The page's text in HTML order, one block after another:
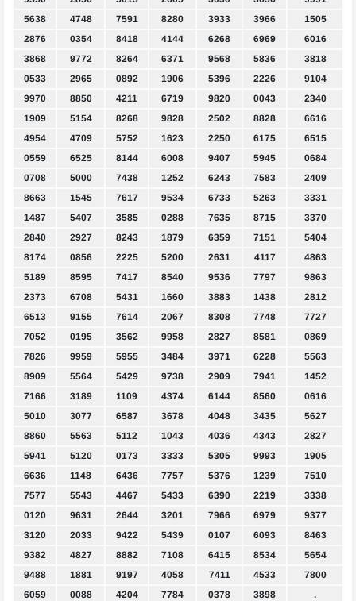
5638
4748 7591 8280 3933 3966
1505
2876
0354 8418 4144 6268 6969
6016
3868
9772 8264 6371 9568 5836
3818
0533
2965 0892 1906 5396 2226
9104
9970
8850 4211 6719 9820 0043
2340
1909
5154 8268 9828 2502 8828
6616
4954
4709 5752 1623 2250 6175
6515
0559
6525 8144 6008 9407 5945
0684
0708
5000 7438 1252 6243 7583
2409
8663
1545 7617 9534 6733 5263
3331
1487
5407 3585 0288 7635 8715
3370
2840
2927 8243 1879 6359 7151
5404
8174
0856 2225 5200 2631 4117
4863
5189
8595 7417 8540 9536 7797
9863
2373
6708 5431 1660 3883 1438
2812
6513
9155 7614 2067 8308 7748
7727
7052
0195 3562 9958 2827 8581
0869
7826
9959 5955 3484 3971 6228
5563
8909
5564 5429 9738 2909 7941
1452
7166
3189 1109 4374 6144 8560
0616
5010
3077 6587 3678 4048 3435
5627
8860
5563 5112 1043 4036 4343
2827
5941
5120 0173 3333 5305 9993
1905
6636
1148 6436 7757 5376 1239
7510
7577
5543 4467 5433 6390 2219
3338
0120
9631 2644 3201 7966 6979
9377
3120
2033 9422 5439 0107 6093
8463
9382
4827 8882 7108 6415 8534
5654
9488
1881 9197 4058 7411 4533
7800
6059
0088 4204 7784 0378 3898 .